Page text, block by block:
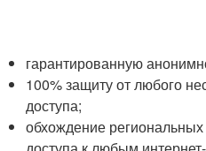
гарантированную
100% защиту от любого
доступа;
обхождение